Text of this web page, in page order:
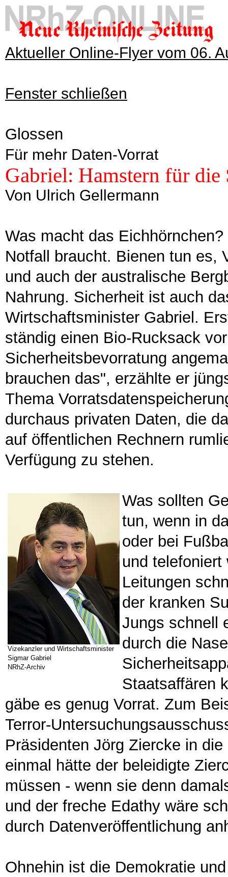
Aktueller Online-Flyer vom 06.
Fenster schließen
Glossen
Für mehr Daten-Vorrat
Gabriel: Hamstern für die
Von Ulrich Gellermann
Was macht das
Notfall braucht. Bienen tun es,
und auch der australische
Nahrung. Sicherheit ist auch
Wirtschaftsminister Gabriel.
ständig einen Bio-Rucksack
Sicherheitsbevorratung
brauchen das", erzählte er
Thema
durchaus privaten Daten, die
auf öffentlichen Rechnern
Verfügung zu stehen.
Vizekanzler und Wirtschaftsminister
Sigmar Gabriel
NRhZ-Archiv
Was sollten
tun, wenn in
oder bei
und
Leitungen
der kranken
Jungs schnell
durch die
Staatsaffären
gäbe es genug Vorrat. Zum
Terror-
Präsidenten Jörg Ziercke in
einmal hätte der beleidigte
müssen - wenn sie denn
und der freche Edathy wäre
durch Datenveröffentlichung
Ohnehin ist die Demokratie